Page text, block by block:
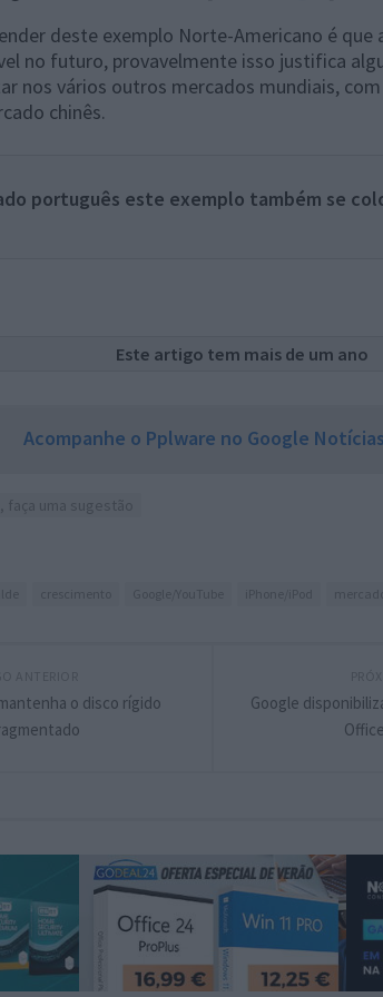
deste exemplo Norte-Americano é que
no futuro, provavelmente isso justifica
nos vários outros mercados mundiais,
chinês.
português este exemplo também se
Este artigo tem mais de um ano
Acompanhe o Pplware no Google Notícias
Google
o disco rígido